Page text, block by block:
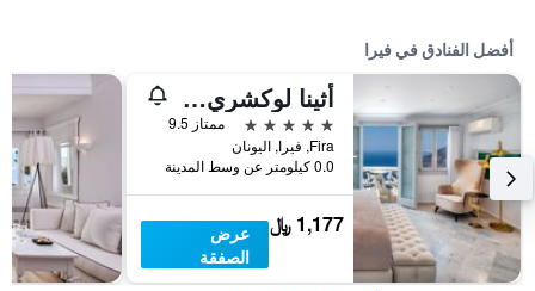
أفضل الفنادق في فيرا
أثينا لوكشري سويتس
5 نجوم
ممتاز 9.5
Fira, فيرا, اليونان
0.0 كيلومتر عن وسط المدينة
1,177 ﷼
عرض
الصفقة